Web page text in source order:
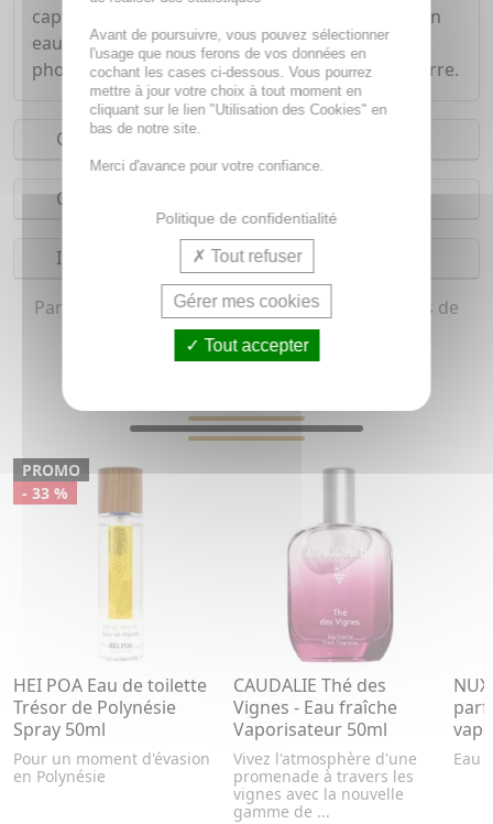
capte l'essence de l'Huile Prodigieuse de Nuxe en
eau de parfum non photosensibilisante. Non
photosensibilisant. Conditionnement : flacon verre.
Conseils d'utilisation
Composition
Indications
Parfum, Eau de toilette pour femme (Tous types de
peaux)
PROMO
- 33 %
HEI POA Eau de toilette
Trésor de Polynésie
Spray 50ml
Pour un moment d'évasion
en Polynésie
CAUDALIE Thé des
Vignes - Eau fraîche
Vaporisateur 50ml
Vivez l'atmosphère d'une
promenade à travers les
vignes avec la nouvelle
gamme de ...
Eau
Avant de poursuivre, vous pouvez sélectionner
l'usage que nous ferons de vos données en
cochant les cases ci-dessous. Vous pourrez
mettre à jour votre choix à tout moment en
cliquant sur le lien "Utilisation des Cookies" en
bas de notre site.
Merci d'avance pour votre confiance.
Politique de confidentialité
Tout refuser
Gérer mes cookies
Tout accepter